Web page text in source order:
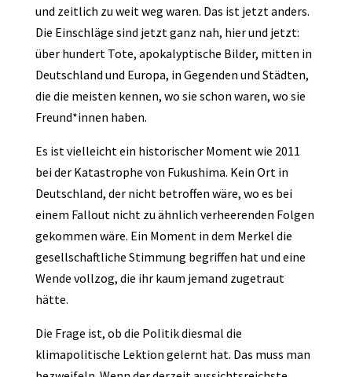
und zeitlich zu weit weg waren. Das ist jetzt anders.
Die Einschläge sind jetzt ganz nah, hier und jetzt:
über hundert Tote, apokalyptische Bilder, mitten in
Deutschland und Europa, in Gegenden und Städten,
die die meisten kennen, wo sie schon waren, wo sie
Freund*innen haben.
Es ist vielleicht ein historischer Moment wie 2011
bei der Katastrophe von Fukushima. Kein Ort in
Deutschland, der nicht betroffen wäre, wo es bei
einem Fallout nicht zu ähnlich verheerenden Folgen
gekommen wäre. Ein Moment in dem Merkel die
gesellschaftliche Stimmung begriffen hat und eine
Wende vollzog, die ihr kaum jemand zugetraut
hätte.
Die Frage ist, ob die Politik diesmal die
klimapolitische Lektion gelernt hat. Das muss man